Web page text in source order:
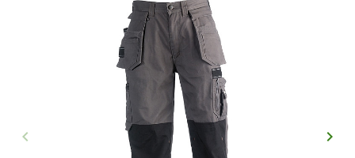
Précédent
keyboard_arrow_left keyboard_arrow_right